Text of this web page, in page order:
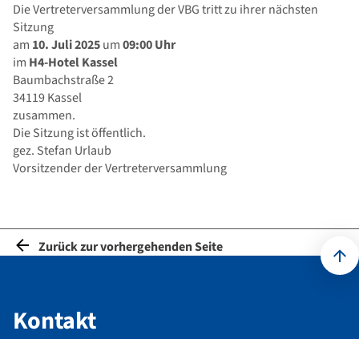
Die Vertreterversammlung der VBG tritt zu ihrer nächsten
Sitzung
am 10. Juli 2025um09:00 Uhr
im H4-Hotel Kassel
Baumbachstraße 2
34119 Kassel
zusammen.
Die Sitzung ist öffentlich.
gez. Stefan Urlaub
Vorsitzender der Vertreterversammlung
Zurück zur vorhergehenden Seite
Kontakt